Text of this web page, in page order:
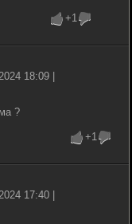
+1
18:09 |
?
+1
17:40 |